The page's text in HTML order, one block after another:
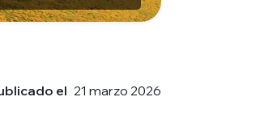
el 21 marzo 2026